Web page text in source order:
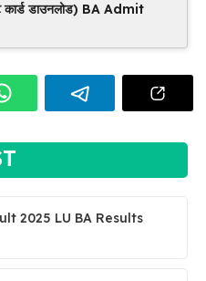
कार्ड डाउनलोड) BA Admit
2025 LU BA Results